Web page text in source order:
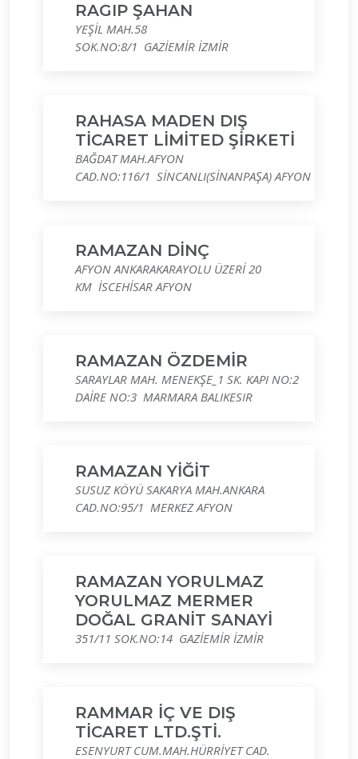
RAGIP ŞAHAN
YEŞİL MAH.58
SOK.NO:8/1 GAZİEMİR İZMİR
RAHASA MADEN DIŞ
TİCARET LİMİTED ŞİRKETİ
BAĞDAT MAH.AFYON
CAD.NO:116/1 SİNCANLI(SİNANPAŞA) AFYON
RAMAZAN DİNÇ
AFYON ANKARAKARAYOLU ÜZERİ 20
KM İSCEHİSAR AFYON
RAMAZAN ÖZDEMİR
SARAYLAR MAH. MENEKŞE_1 SK. KAPI NO:2
DAİRE NO:3 MARMARA BALIKESIR
RAMAZAN YİĞİT
SUSUZ KÖYÜ SAKARYA MAH.ANKARA
CAD.NO:95/1 MERKEZ AFYON
RAMAZAN YORULMAZ
YORULMAZ MERMER
DOĞAL GRANİT SANAYİ
351/11 SOK.NO:14 GAZİEMİR İZMİR
RAMMAR İÇ VE DIŞ
TİCARET LTD.ŞTİ.
ESENYURT CUM.MAH.HÜRRİYET CAD.